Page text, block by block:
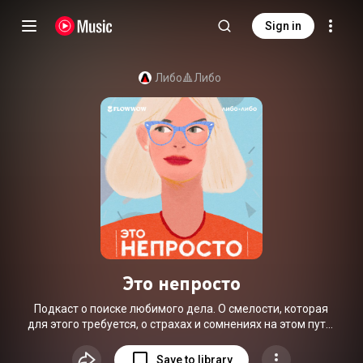
Sign in
Либо🔺Либо
Это непросто
Подкаст о поиске любимого дела. О смелости, которая
для этого требуется, о страхах и сомнениях на этом пути.
делаем вместе со студией Либо/Либо и маркетплейсом
Save to library